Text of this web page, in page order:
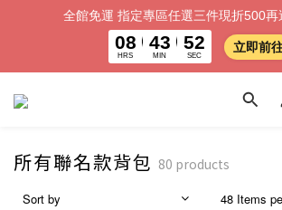
所有聯名款背包 80 products
Sort by 48 Items
全館免運 指定專區任選三件現折500再
08
HRS
43
MIN
51
SEC
立即前